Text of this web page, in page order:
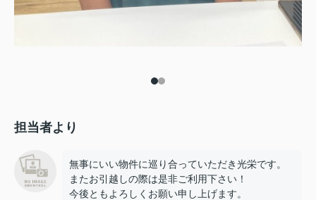
担当者より
無事にいい物件に巡り合っていただき光栄です。
またお引越しの際は是非ご利用下さい！
今後ともよろしくお願い申し上げます。